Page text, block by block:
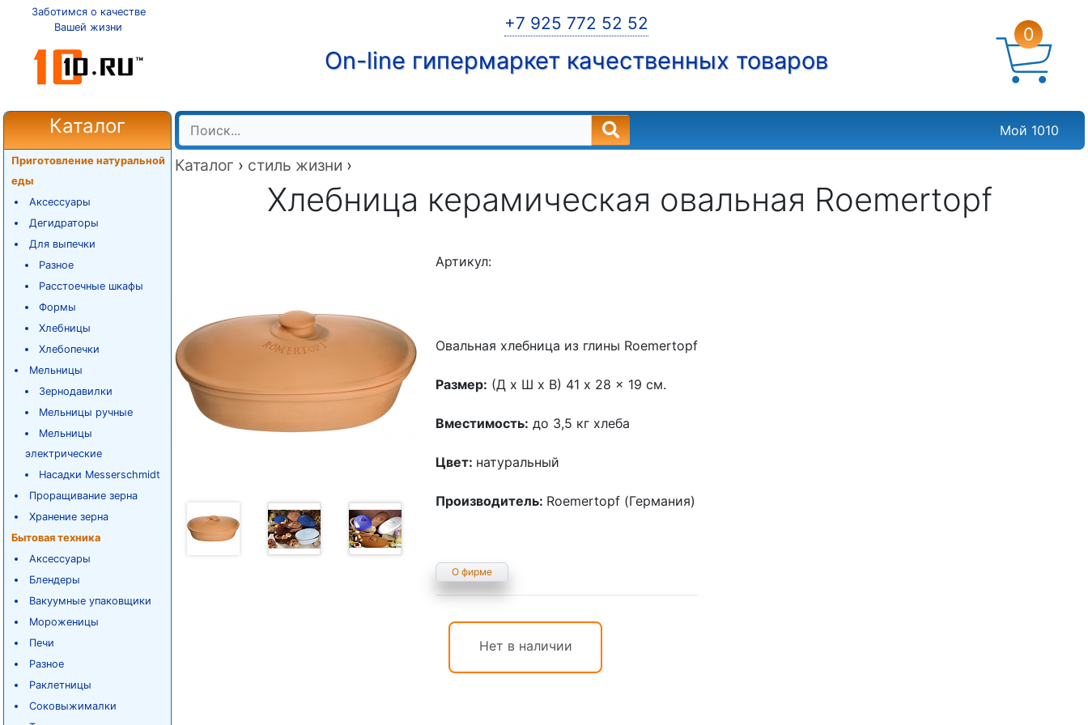
Заботимся о качестве
Вашей жизни
+7 925 772 52 52
On-line гипермаркет качественных товаров
0
Каталог
Приготовление натуральной
еды
Аксессуары
Дегидраторы
Для выпечки
Разное
Расстоечные шкафы
Формы
Хлебницы
Хлебопечки
Мельницы
Зернодавилки
Мельницы ручные
Мельницы
электрические
Насадки Messerschmidt
Проращивание зерна
Хранение зерна
Бытовая техника
Аксессуары
Блендеры
Вакуумные упаковщики
Мороженицы
Печи
Разное
Раклетницы
Соковыжималки
Мой 1010
Каталог › стиль жизни ›
Хлебница керамическая овальная Roemertopf
Артикул:
Овальная хлебница из глины Roemertopf
Размер: (Д х Ш х В) 41 x 28 x 19 см.
Вместимость: до 3,5 кг хлеба
Цвет: натуральный
Производитель: Roemertopf (Германия)
О фирме
Нет в наличии